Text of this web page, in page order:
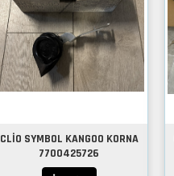
CLİO SYMBOL KANGOO KORNA
7700425726